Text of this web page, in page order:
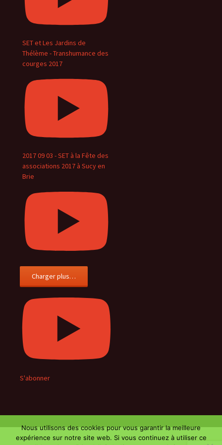
SET et Les Jardins de
Thélème - Transhumance des
courges 2017
2017 09 03 - SET à la Fête des
associations 2017 à Sucy en
Brie
Charger plus…
S'abonner
Nous utilisons des cookies pour vous garantir la meilleure
expérience sur notre site web. Si vous continuez à utiliser ce